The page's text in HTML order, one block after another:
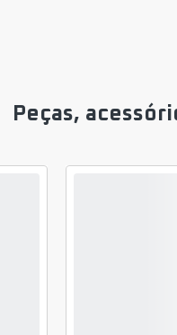
Peças,